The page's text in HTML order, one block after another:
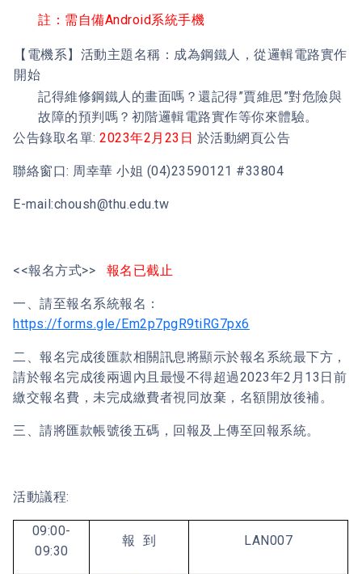
註：需自備Android系統手機
【電機系】活動主題名稱：成為鋼鐵人，從邏輯電路實作
開始
記得維修鋼鐵人的畫面嗎？還記得”賈維思”對危險與
故障的預判嗎？初階邏輯電路實作等你來體驗。
公告錄取名單:2023年2月23日 於活動網頁公告
聯絡窗口: 周幸華 小姐 (04)23590121 #33804
E-mail:choush@thu.edu.tw
<<報名方式>> 報名已截止
一、請至報名系統報名：
https://forms.gle/Em2p7pgR9tiRG7px6
二、報名完成後匯款相關訊息將顯示於報名系統最下方，
請於報名完成後兩週內且最慢不得超過2023年2月13日前
繳交報名費，未完成繳費者視同放棄，名額開放後補。
三、請將匯款帳號後五碼，回報及上傳至回報系統。
活動議程:
09:00-
09:30
報 到 LAN007